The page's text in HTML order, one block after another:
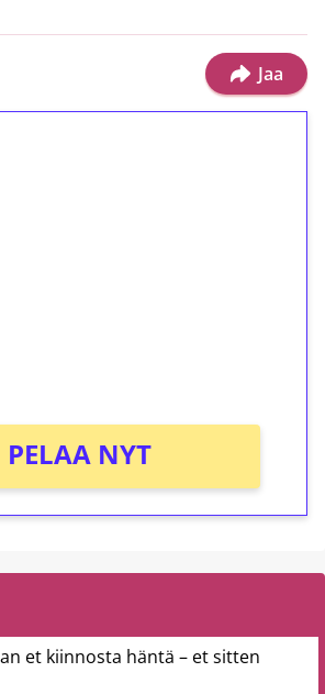
Jaa
PELAA NYT
et kiinnosta häntä – et sitten